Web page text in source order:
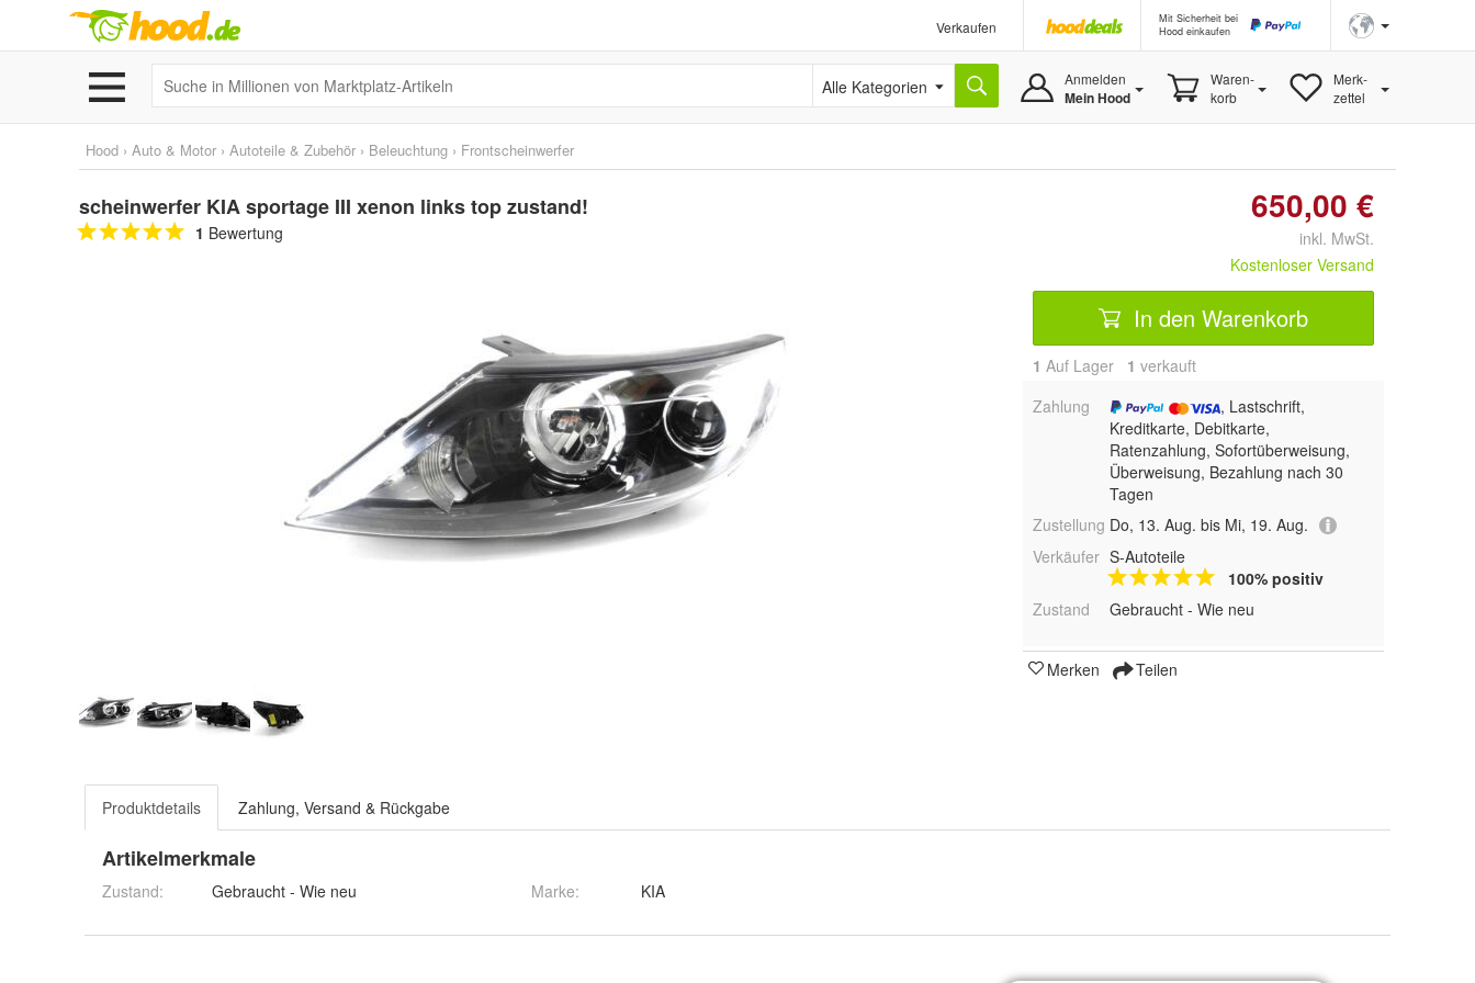
Verkaufen
Mit Sicherheit bei
Hood einkaufen
Alle Kategorien Anmelden
Mein Hood
Waren-
korb
Merk-
zettel
Hood › Auto & Motor › Autoteile & Zubehör › Beleuchtung › Frontscheinwerfer
scheinwerfer KIA sportage III xenon links top zustand!
1 Bewertung
650,00 €
inkl. MwSt.
Kostenloser Versand
In den Warenkorb
1 Auf Lager 1 verkauft
Zahlung
, Lastschrift,
Kreditkarte, Debitkarte,
Ratenzahlung, Sofortüberweisung,
Überweisung, Bezahlung nach 30
Tagen
Zustellung Do, 13. Aug. bis Mi, 19. Aug.
Verkäufer S-Autoteile
100% positiv
Zustand
Gebraucht - Wie neu
Merken Teilen
Produktdetails Zahlung, Versand & Rückgabe
Artikelmerkmale
Zustand: Gebraucht - Wie neu Marke: KIA